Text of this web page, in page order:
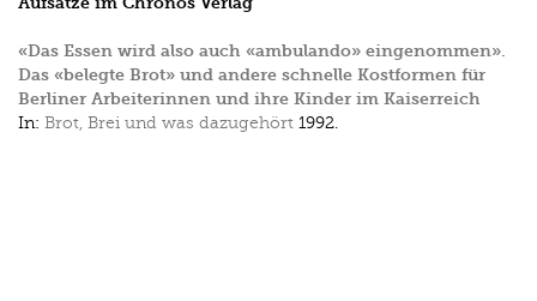
«Das Essen wird also auch «ambulando» eingenommen».
Das «belegte Brot» und andere schnelle Kostformen für
Berliner Arbeiterinnen und ihre Kinder im Kaiserreich
In: Brot, Brei und was dazugehört 1992.